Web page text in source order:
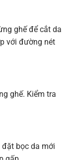
ghế để cắt da
với đường nét
ghế. Kiểm tra
bọc da mới